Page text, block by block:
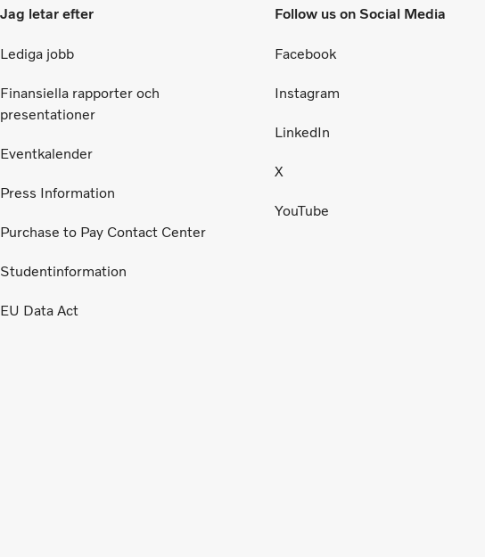
Jag letar efter
Lediga jobb
Finansiella rapporter och
presentationer
Eventkalender
Press Information
Purchase to Pay Contact Center
Studentinformation
EU Data Act
Follow us on Social Media
Facebook
Instagram
LinkedIn
X
YouTube